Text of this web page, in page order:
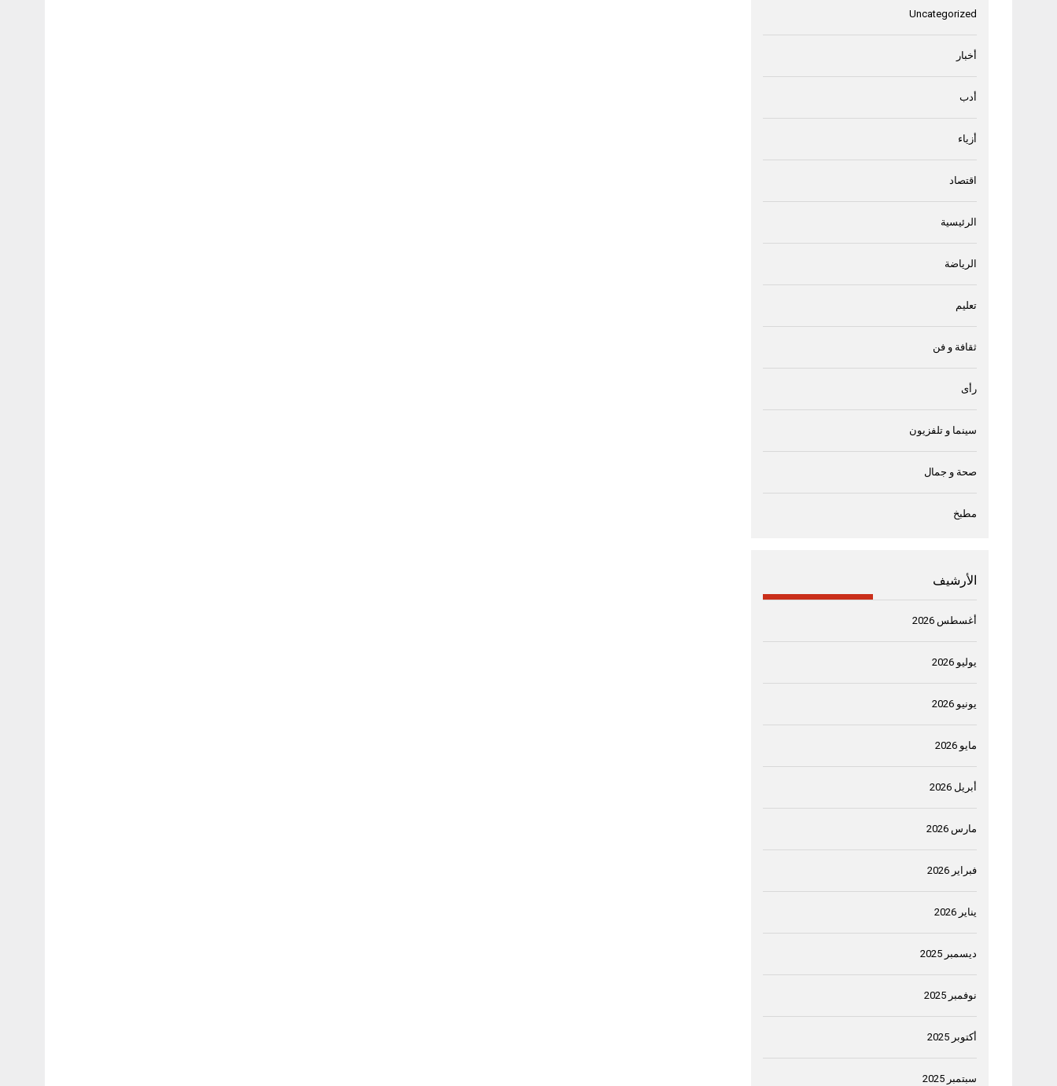
Uncategorized
أخبار
أدب
أزياء
اقتصاد
الرئيسية
الرياضة
تعليم
ثقافة و فن
رأى
سينما و تلفزيون
صحة و جمال
مطبخ
الأرشيف
أغسطس 2026
يوليو 2026
يونيو 2026
مايو 2026
أبريل 2026
مارس 2026
فبراير 2026
يناير 2026
ديسمبر 2025
نوفمبر 2025
أكتوبر 2025
سبتمبر 2025